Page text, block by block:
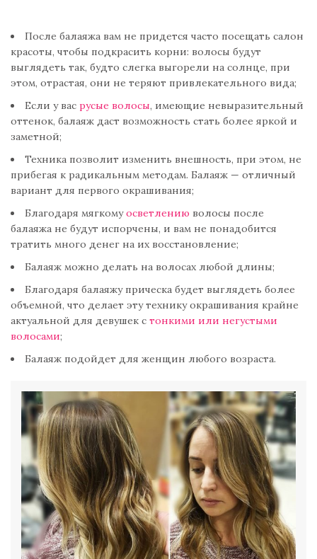
После балаяжа вам не придется часто посещать салон
красоты, чтобы подкрасить корни: волосы будут
выглядеть так, будто слегка выгорели на солнце, при
этом, отрастая, они не теряют привлекательного вида;
Если у вас русые волосы, имеющие невыразительный
оттенок, балаяж даст возможность стать более яркой и
заметной;
Техника позволит изменить внешность, при этом, не
прибегая к радикальным методам. Балаяж — отличный
вариант для первого окрашивания;
Благодаря мягкомуосветлению волосы после
балаяжа не будут испорчены, и вам не понадобится
тратить много денег на их восстановление;
Балаяж можно делать на волосах любой длины;
Благодаря балаяжу прическа будет выглядеть более
объемной, что делает эту технику окрашивания крайне
актуальной для девушек с тонкими или негустыми
волосами;
Балаяж подойдет для женщин любого возраста.